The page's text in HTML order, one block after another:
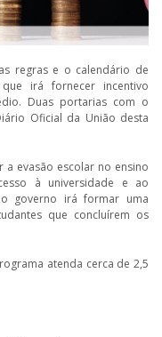
regras e o calendário de
irá fornecer incentivo
Duas portarias com o
Oficial da União desta
evasão escolar no ensino
à universidade e ao
governo irá formar uma
que concluírem os
atenda cerca de 2,5